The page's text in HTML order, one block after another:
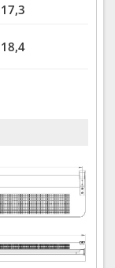
17,3
18,4